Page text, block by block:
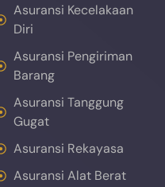
Asuransi Kecelakaan
Diri
Asuransi Pengiriman
Barang
Asuransi Tanggung
Gugat
Asuransi Rekayasa
Asuransi Alat Berat